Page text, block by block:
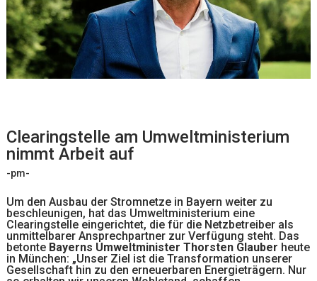
Clearingstelle am Umweltministerium
nimmt Arbeit auf
-pm-
Um den Ausbau der Stromnetze in Bayern weiter zu
beschleunigen, hat das Umweltministerium eine
Clearingstelle eingerichtet, die für die Netzbetreiber als
unmittelbarer Ansprechpartner zur Verfügung steht. Das
betonte Bayerns Umweltminister Thorsten Glauber heute
in München: „Unser Ziel ist die Transformation unserer
Gesellschaft hin zu den erneuerbaren Energieträgern. Nur